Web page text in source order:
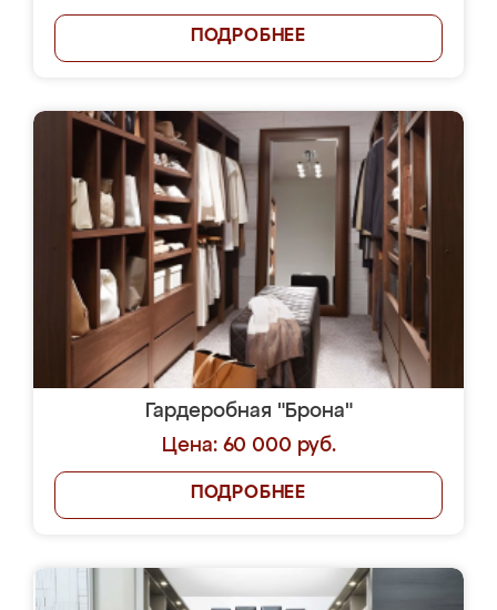
ПОДРОБНЕЕ
Гардеробная "Брона"
Цена: 60 000 руб.
ПОДРОБНЕЕ